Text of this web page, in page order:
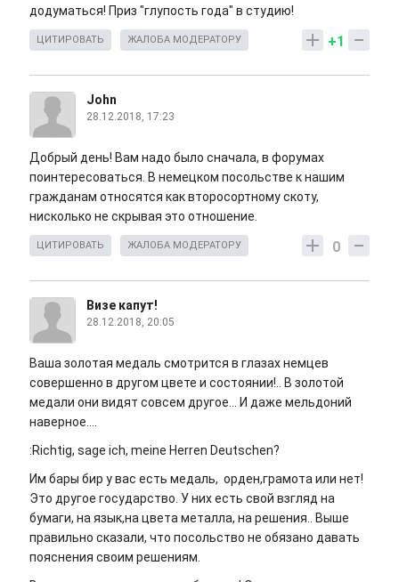
додуматься! Приз "глупость года" в студию!
+1
ЦИТИРОВАТЬ ЖАЛОБА МОДЕРАТОРУ
John
28.12.2018, 17:23
Добрый день! Вам надо было сначала, в форумах
поинтересоваться. В немецком посольстве к нашим
гражданам относятся как второсортному скоту,
нисколько не скрывая это отношение.
0
ЦИТИРОВАТЬ ЖАЛОБА МОДЕРАТОРУ
Визе капут!
28.12.2018, 20:05
Ваша золотая медаль смотрится в глазах немцев
совершенно в другом цвете и состоянии!.. В золотой
медали они видят совсем другое... И даже мельдоний
наверное....
:Richtig, sage ich, meine Herren Deutschen?
Им бары бир у вас есть медаль, орден,грамота или нет!
Это другое государство. У них есть свой взгляд на
бумаги, на язык,на цвета металла, на решения.. Выше
правильно сказали, что посольство не обязано давать
пояснения своим решениям.